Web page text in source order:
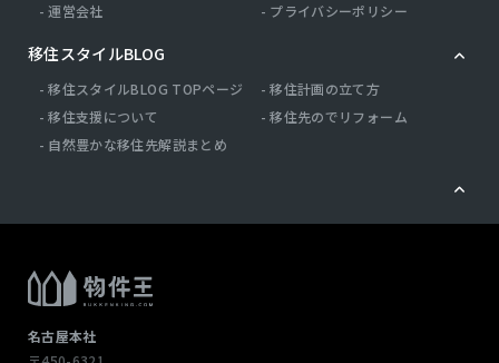
運営会社 プライバシーポリシー
移住スタイルBLOG
移住スタイルBLOG TOPページ
移住計画の立て方
移住支援について
移住先のでリフォーム
自然豊かな移住先解説まとめ
名古屋本社